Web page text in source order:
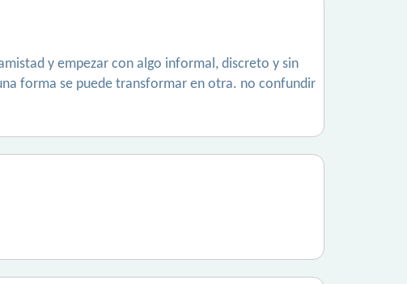
y empezar con algo informal, discreto y sin
forma se puede transformar en otra. no confundir